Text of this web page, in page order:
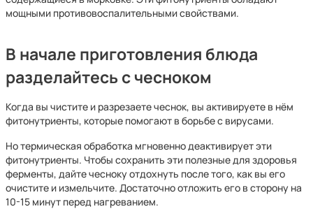
мощными противовоспалительными свойствами.
В начале приготовления блюда
разделайтесь с чесноком
Когда вы чистите и разрезаете чеснок, вы активируете в нём
фитонутриенты, которые помогают в борьбе с вирусами.
Но термическая обработка мгновенно деактивирует эти
фитонутриенты. Чтобы сохранить эти полезные для здоровья
ферменты, дайте чесноку отдохнуть после того, как вы его
очистите и измельчите. Достаточно отложить его в сторону на
10-15 минут перед нагреванием.